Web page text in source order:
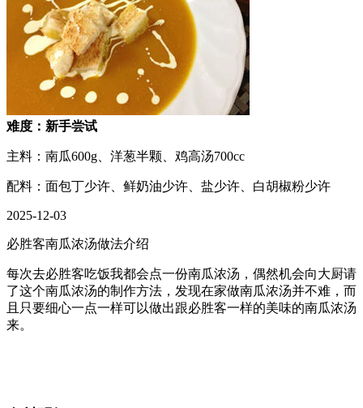
难度：新手尝试
主料：南瓜600g、洋葱半颗、鸡高汤700cc
配料：面包丁少许、鲜奶油少许、盐少许、白胡椒粉少许
2025-12-03
必胜客南瓜浓汤做法介绍
每次去必胜客吃饭我都会点一份南瓜浓汤，偶然机会向大厨请
了这个南瓜浓汤的制作方法，发现在家做南瓜浓汤并不难，而
且只要细心一点一样可以做出跟必胜客一样的美味的南瓜浓汤
来。